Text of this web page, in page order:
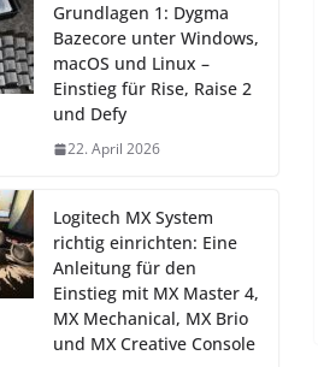
Grundlagen 1: Dygma
Bazecore unter Windows,
macOS und Linux –
Einstieg für Rise, Raise 2
und Defy
22. April 2026
Logitech MX System
richtig einrichten: Eine
Anleitung für den
Einstieg mit MX Master 4,
MX Mechanical, MX Brio
und MX Creative Console